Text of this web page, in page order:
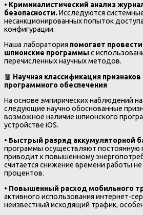
• Криминалистический анализ
безопасности.Исследуются
несанкционированных попыток
конфигурации.
Наша лаборатория помогает
шпионские программы с
перечисленных научных методов.
🧧 Научная классификация
программного обеспечения
На основе эмпирических наблюдений
следующие научно обоснованные
возможное наличие шпионского
устройстве iOS.
• Быстрый разряд аккумуляторной
программы осуществляют постоянную
приводит к повышенному
считается снижение времени работы
процентов.
• Повышенный расход мобильного
активного использования интернет-
неизвестный исходящий трафик,